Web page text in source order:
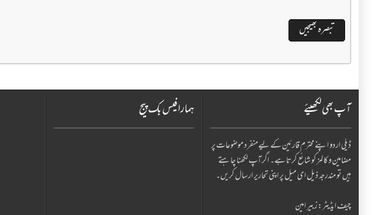
ہمارا فیس بک پیج آپ بھی لکھیئے
ڈیلی اردو اپنے محترم قارئین کے لیےمنفرد موضوعات پر
مضامین و کالمز کو شائع کرتا ہے۔ اگر آپ لکھنا چا ہتے
ہیں تو مندرجہ ذیل ای میل پر اپنی تحاریر ارسال کریں۔
چیف ایڈیٹر: زبیر امین